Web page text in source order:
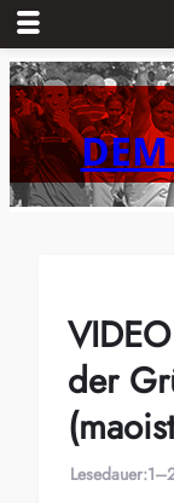
Zum
Inhalt
springen
der
Lesedauer: